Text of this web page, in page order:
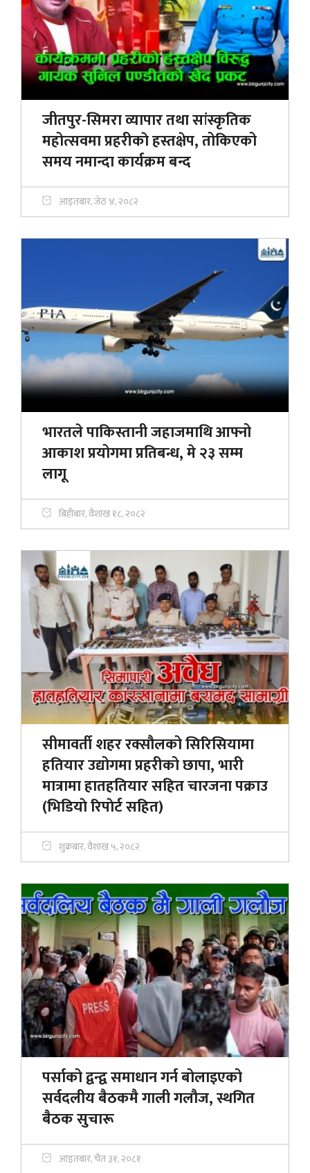
जीतपुर-सिमरा व्यापार तथा सांस्कृतिक
महोत्सवमा प्रहरीकाे हस्तक्षेप, तोकिएको
समय नमान्दा कार्यक्रम बन्द
आइतबार, जेठ ४, २०८२
भारतले पाकिस्तानी जहाजमाथि आफ्नो
आकाश प्रयोगमा प्रतिबन्ध, मे २३ सम्म
लागू
बिहीबार, वैशाख १८, २०८२
सीमावर्ती शहर रक्सौलको सिरिसियामा
हतियार उद्योगमा प्रहरीको छापा, भारी
मात्रामा हातहतियार सहित चारजना पक्राउ
(भिडियाे रिपाेर्ट सहित)
शुक्रबार, वैशाख ५, २०८२
पर्साको द्वन्द्व समाधान गर्न बोलाइएको
सर्वदलीय बैठकमै गाली गलौज, स्थगित
बैठक सुचारू
आइतबार, चैत ३१, २०८१